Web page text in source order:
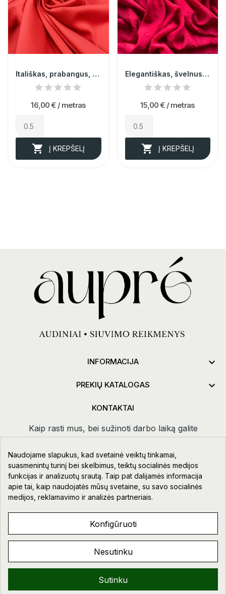
Itališkas, prabangus, standus raudonas dvipusis...
16,00 € / metras
 Į KREPŠELĮ
Elegantiškas, švelnus, itališkas, struktūrinio...
15,00 € / metras
 Į KREPŠELĮ
INFORMACIJA 
PREKIŲ KATALOGAS 
KONTAKTAI
Kaip rasti mus, bei sužinoti darbo laiką galite
paspauduskontaktai.
Taikos pr. 111-109, Klaipėda
+370 678 02418
info@aupre.lt
Facebook
AUPRE.LT © 2023 - 2026. VISOS TEISĖS SAUGOMOS.
Naudojame slapukus, kad svetainė veiktų tinkamai,
suasmenintų turinį bei skelbimus, teiktų socialinės medijos
funkcijas ir analizuotų srautą. Taip pat dalijamės informacija
apie tai, kaip naudojatės mūsų svetaine, su savo socialinės
medijos, reklamavimo ir analizės partneriais.
Konfigūruoti
Nesutinku
Sutinku